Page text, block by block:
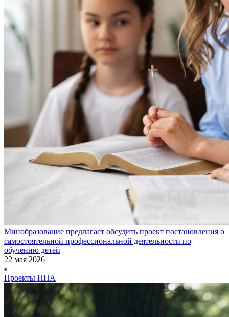
Минобразование предлагает обсудить проект постановления о
самостоятельной профессиональной деятельности по
обучению детей
22 мая 2026
Проекты НПА